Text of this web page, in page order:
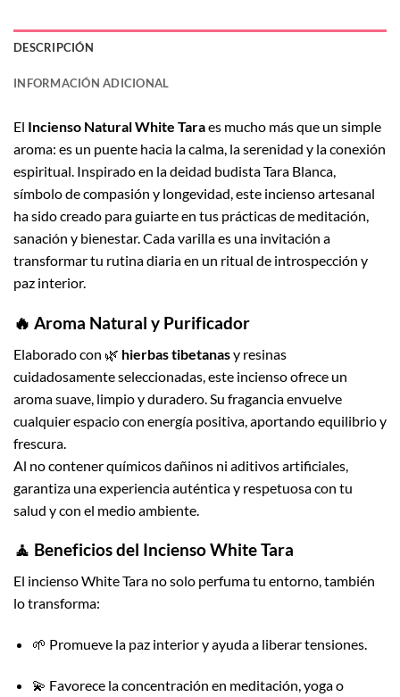
DESCRIPCIÓN
INFORMACIÓN ADICIONAL
El Incienso Natural White Taraes mucho más que un simple
aroma: es un puente hacia la calma, la serenidad y la conexión
espiritual. Inspirado en la deidad budista Tara Blanca,
símbolo de compasión y longevidad, este incienso artesanal
ha sido creado para guiarte en tus prácticas de meditación,
sanación y bienestar. Cada varilla es una invitación a
transformar tu rutina diaria en un ritual de introspección y
paz interior.
🔥 Aroma Natural y Purificador
Elaborado con 🌿 hierbas tibetanasy resinas
cuidadosamente seleccionadas, este incienso ofrece un
aroma suave, limpio y duradero. Su fragancia envuelve
cualquier espacio con energía positiva, aportando equilibrio y
frescura.
Al no contener químicos dañinos ni aditivos artificiales,
garantiza una experiencia auténtica y respetuosa con tu
salud y con el medio ambiente.
🧘 Beneficios del Incienso White Tara
El incienso White Tara no solo perfuma tu entorno, también
lo transforma:
🌱 Promueve la paz interior y ayuda a liberar tensiones.
💫 Favorece la concentración en meditación, yoga o